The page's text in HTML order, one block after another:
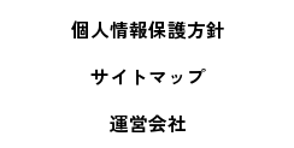
個人情報保護方針
サイトマップ
運営会社